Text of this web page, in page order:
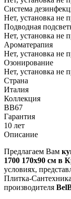
Система
Нет, установка не
Подводная
Нет, установка не
Ароматерапия
Нет, установка не
Озонирование
Нет, установка не
Страна
Италия
Коллекция
BB67
Гарантия
10 лет
Описание
Предлагаем Вам
1700 170x90 см в
условиях,
Плитка-
производителя